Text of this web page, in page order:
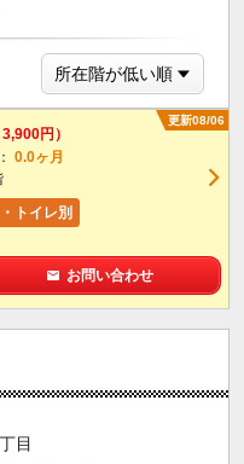
更新08/06
円）
0.0ヶ月
トイレ別
お問い合わせ
目